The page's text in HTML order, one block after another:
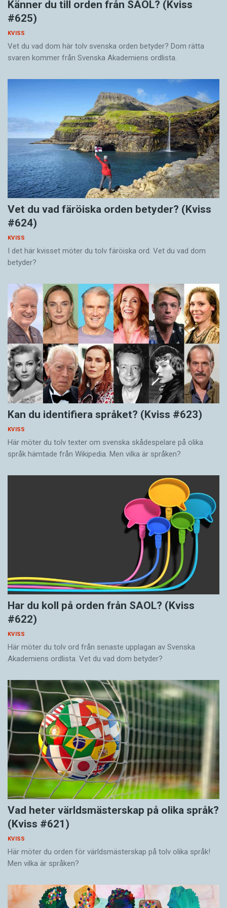
Känner du till orden från SAOL? (Kviss
#625)
KVISS
Vet du vad dom här tolv svenska orden betyder? Dom rätta
svaren kommer från Svenska Akademiens ordlista.
Vet du vad färöiska orden betyder? (Kviss
#624)
KVISS
I det här kvisset möter du tolv färöiska ord. Vet du vad dom
betyder?
Kan du identifiera språket? (Kviss #623)
KVISS
Här möter du tolv texter om svenska skådespelare på olika
språk hämtade från Wikipedia. Men vilka är språken?
Har du koll på orden från SAOL? (Kviss
#622)
KVISS
Här möter du tolv ord från senaste upplagan av Svenska
Akademiens ordlista. Vet du vad dom betyder?
Vad heter världsmästerskap på olika språk?
(Kviss #621)
KVISS
Här möter du orden för världsmästerskap på tolv olika språk!
Men vilka är språken?